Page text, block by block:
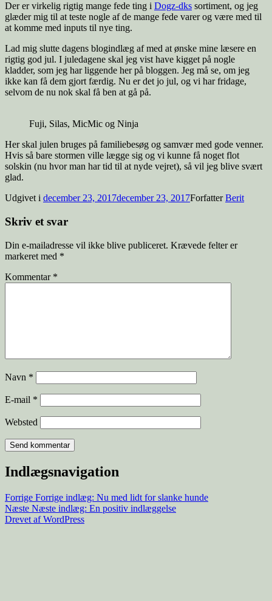
Der er virkelig rigtig mange fede ting i Dogz-dks sortiment, og jeg
glæder mig til at teste nogle af de mange fede varer og være med til
at komme med inputs til nye ting.
Lad mig slutte dagens blogindlæg af med at ønske mine læsere en
rigtig god jul. I juledagene skal jeg vist have kigget på nogle
kladder, som jeg har liggende her på bloggen. Jeg må se, om jeg
ikke kan få dem gjort færdig. Nu er det jo jul, og vi har fridage,
selvom de nu nok skal få ben at gå på.
Fuji, Silas, MicMic og Ninja
Her skal julen bruges på familiebesøg og samvær med gode venner.
Hvis så bare stormen ville lægge sig og vi kunne få noget flot
solskin (nu hvor man har tid til at nyde vejret), så vil jeg blive svært
glad.
Udgivet i december 23, 2017december 23, 2017ForfatterBerit
Skriv et svar
Din e-mailadresse vil ikke blive publiceret. Krævede felter er
markeret med *
Kommentar *
Navn *
E-mail *
Websted
Indlægsnavigation
Forrige Forrige indlæg: Nu med lidt for slanke hunde
Næste Næste indlæg: En positiv indlæggelse
Drevet af WordPress